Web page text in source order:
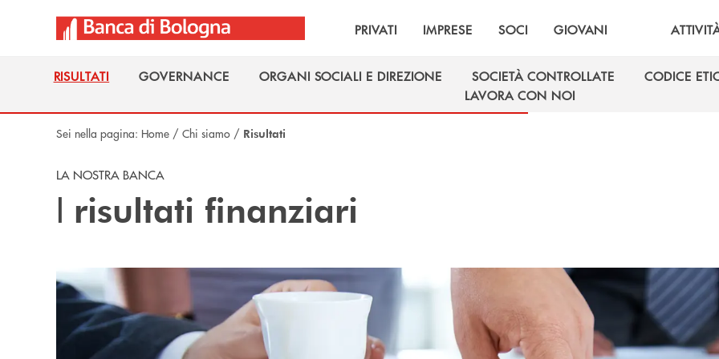
PRIVATI IMPRESE SOCI GIOVANI
RISULTATI
GOVERNANCE
ORGANI SOCIALI E DIREZIONE
SOCIETÀ CONTROLLATE
SOCIETÀ CONTROLLATE
CODICE
LAVORA CON NOI
LAVORA CON NOI
Sei nella pagina: Home / Chi siamo / Risultati
LA NOSTRA BANCA
I risultati finanziari